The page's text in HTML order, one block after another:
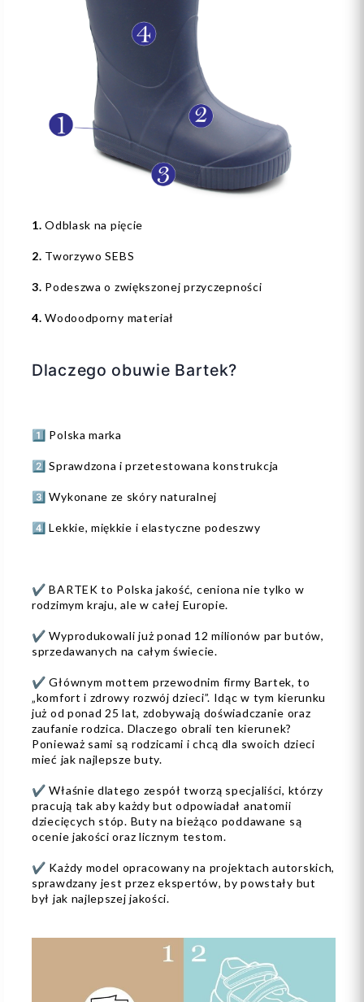
1. Odblask na pięcie
2. Tworzywo SEBS
3. Podeszwa o zwiększonej przyczepności
4.Wodoodporny materiał
Dlaczego obuwie Bartek?
1️⃣ Polska marka
2️⃣ Sprawdzona i przetestowana konstrukcja
3️⃣ Wykonane ze skóry naturalnej
4️⃣ Lekkie, miękkie i elastyczne podeszwy
✔️ BARTEK to Polska jakość, ceniona nie tylko w
rodzimym kraju, ale w całej Europie.
✔️ Wyprodukowali już ponad 12 milionów par butów,
sprzedawanych na całym świecie.
✔️ Głównym mottem przewodnim firmy Bartek, to
„komfort i zdrowy rozwój dzieci”. Idąc w tym kierunku
już od ponad 25 lat, zdobywają doświadczanie oraz
zaufanie rodzica. Dlaczego obrali ten kierunek?
Ponieważ sami są rodzicami i chcą dla swoich dzieci
mieć jak najlepsze buty.
✔️ Właśnie dlatego zespół tworzą specjaliści, którzy
pracują tak aby każdy but odpowiadał anatomii
dziecięcych stóp. Buty na bieżąco poddawane są
ocenie jakości oraz licznym testom.
✔️ Każdy model opracowany na projektach autorskich,
sprawdzany jest przez ekspertów, by powstały but
był jak najlepszej jakości.